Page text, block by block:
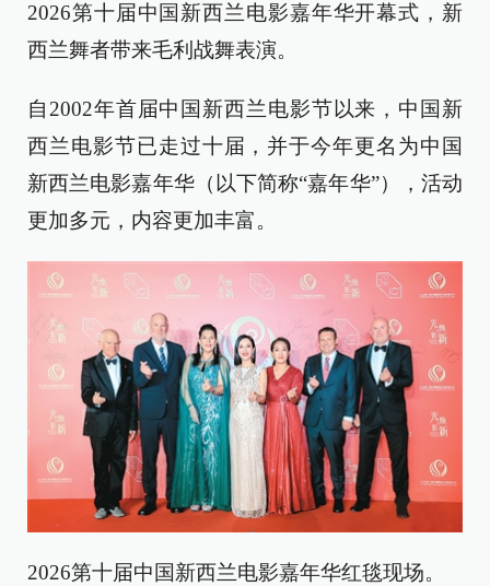
2026第十届中国新西兰电影嘉年华开幕式，新
西兰舞者带来毛利战舞表演。
自2002年首届中国新西兰电影节以来，中国新
西兰电影节已走过十届，并于今年更名为中国
新西兰电影嘉年华（以下简称“嘉年华”），活动
更加多元，内容更加丰富。
2026第十届中国新西兰电影嘉年华红毯现场。